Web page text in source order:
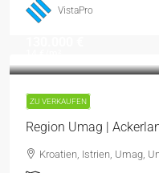
VistaPro
ZU VERKAUFEN
Region Umag |
Kroatien, Istrien, Umag,